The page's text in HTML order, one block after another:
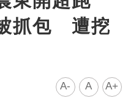
抓包 遭挖
A- A A+